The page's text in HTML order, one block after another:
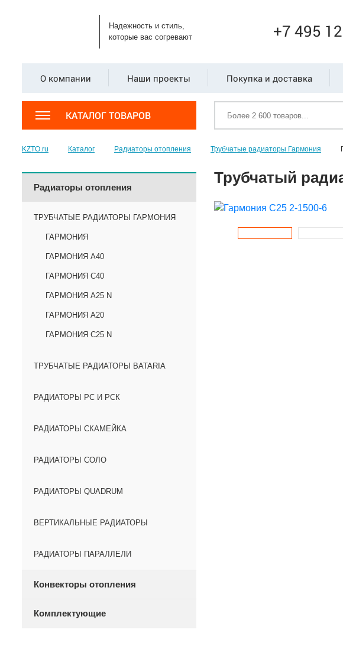
Надежность и стиль,
которые вас согревают
+7 495
О компании Наши проекты Покупка и доставка
КАТАЛОГ ТОВАРОВ
KZTO.ru Каталог Радиаторы отопления Трубчатые радиаторы Гармония
Радиаторы отопления
ТРУБЧАТЫЕ РАДИАТОРЫ ГАРМОНИЯ
ГАРМОНИЯ
ГАРМОНИЯ А40
ГАРМОНИЯ С40
ГАРМОНИЯ А25 N
ГАРМОНИЯ А20
ГАРМОНИЯ С25 N
ТРУБЧАТЫЕ РАДИАТОРЫ BATARIA
РАДИАТОРЫ РС И РСК
РАДИАТОРЫ СКАМЕЙКА
РАДИАТОРЫ СОЛО
РАДИАТОРЫ QUADRUM
ВЕРТИКАЛЬНЫЕ РАДИАТОРЫ
РАДИАТОРЫ ПАРАЛЛЕЛИ
Конвекторы отопления
Комплектующие
Трубчатый